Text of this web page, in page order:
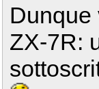
Dunque
ZX-7R: